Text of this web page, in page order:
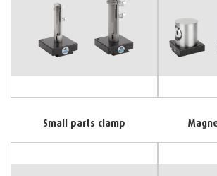
Small parts clamp